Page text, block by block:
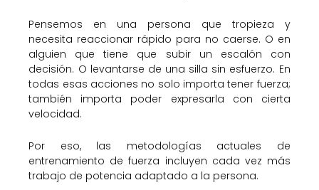
Pensemos en una persona que tropieza y
necesita reaccionar rápido para no caerse. O en
alguien que tiene que subir un escalón con
decisión. O levantarse de una silla sin esfuerzo. En
todas esas acciones no solo importa tener fuerza;
también importa poder expresarla con cierta
velocidad.
Por eso, las metodologías actuales de
entrenamiento de fuerza incluyen cada vez más
trabajo de potencia adaptado a la persona.